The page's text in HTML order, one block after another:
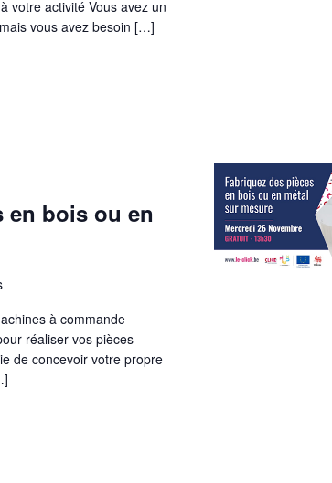
votre activité Vous avez un
vous avez besoin […]
en bois ou en
à commande
réaliser vos pièces
de concevoir votre propre